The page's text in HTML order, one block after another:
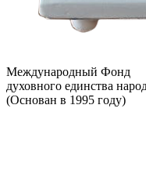
Международный Фонд
духовного единства
(Основан в 1995 году)